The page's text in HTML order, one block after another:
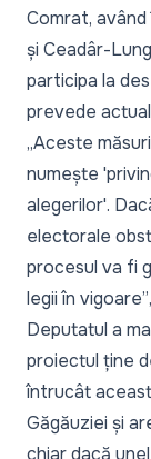
Comrat,
și Ceadâr-
participa la
prevede
„Aceste
numește
alegerilor'.
electorale
procesul va fi
legii în vigoare”
Deputatul a
proiectul ține
întrucât
Găgăuziei și
chiar dacă